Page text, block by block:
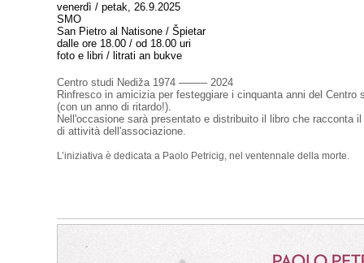
venerdì / petak, 26.9.2025
SMO
San Pietro al Natisone / Špietar
dalle ore 18.00 / od 18.00 uri
foto e libri / litrati an bukve
Centro studi Nediža 1974 ––––– 2024
Rinfresco in amicizia per festeggiare i cinquanta anni del Centro
(con un anno di ritardo!).
Nell'occasione sarà presentato e distribuito il libro che racconta
di attività dell'associazione.
L’iniziativa è dedicata a Paolo Petricig, nel ventennale della morte.